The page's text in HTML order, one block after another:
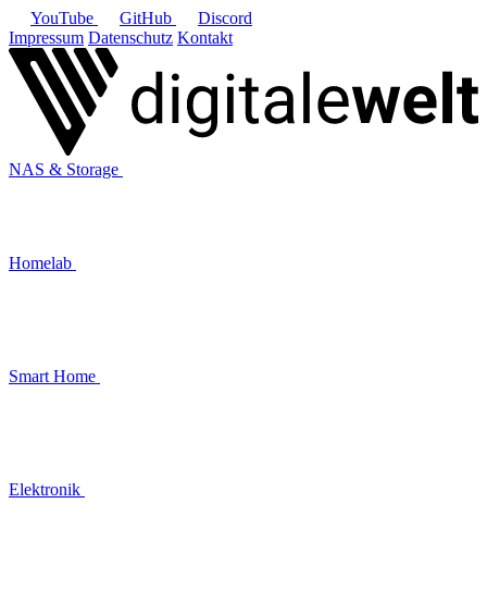
YouTube GitHub
Discord
Impressum Datenschutz Kontakt
NAS & Storage
Homelab
Smart Home
Elektronik